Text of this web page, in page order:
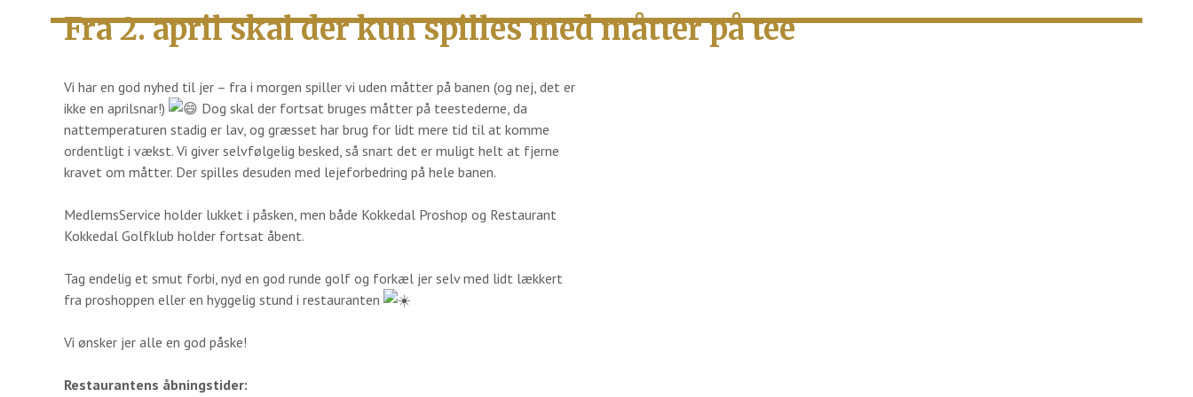
Fra 2. april skal der kun spilles med måtter på tee
Vi har en god nyhed til jer – fra i morgen spiller vi uden måtter på banen (og nej, det er
ikke en aprilsnar!)
Dog skal der fortsat bruges måtter på teestederne, da
nattemperaturen stadig er lav, og græsset har brug for lidt mere tid til at komme
ordentligt i vækst. Vi giver selvfølgelig besked, så snart det er muligt helt at fjerne
kravet om måtter. Der spilles desuden med lejeforbedring på hele banen.
MedlemsService holder lukket i påsken, men både Kokkedal Proshop og Restaurant
Kokkedal Golfklub holder fortsat åbent.
Tag endelig et smut forbi, nyd en god runde golf og forkæl jer selv med lidt lækkert
fra proshoppen eller en hyggelig stund i restauranten
Vi ønsker jer alle en god påske!
Restaurantens åbningstider: